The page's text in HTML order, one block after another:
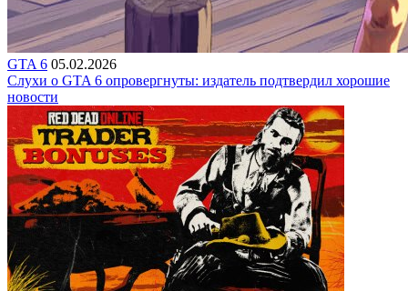
GTA 6 05.02.2026
Слухи о GTA 6 опровергнуты: издатель подтвердил хорошие
новости